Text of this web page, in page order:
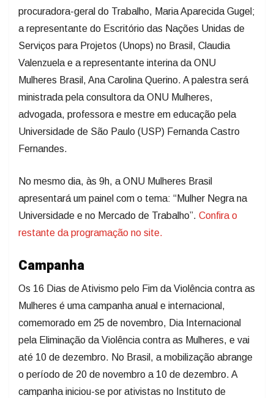
procuradora-geral do Trabalho, Maria Aparecida Gugel;
a representante do Escritório das Nações Unidas de
Serviços para Projetos (Unops) no Brasil, Claudia
Valenzuela e a representante interina da ONU
Mulheres Brasil, Ana Carolina Querino. A palestra será
ministrada pela consultora da ONU Mulheres,
advogada, professora e mestre em educação pela
Universidade de São Paulo (USP) Fernanda Castro
Fernandes.
No mesmo dia, às 9h, a ONU Mulheres Brasil
apresentará um painel com o tema: “Mulher Negra na
Universidade e no Mercado de Trabalho”. Confira o
restante da programação no site.
Campanha
Os 16 Dias de Ativismo pelo Fim da Violência contra as
Mulheres é uma campanha anual e internacional,
comemorado em 25 de novembro, Dia Internacional
pela Eliminação da Violência contra as Mulheres, e vai
até 10 de dezembro. No Brasil, a mobilização abrange
o período de 20 de novembro a 10 de dezembro. A
campanha iniciou-se por ativistas no Instituto de